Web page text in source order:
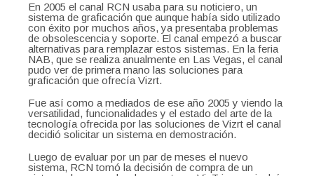
En 2005 el canal RCN usaba para su noticiero, un
sistema de graficación que aunque había sido utilizado
con éxito por muchos años, ya presentaba problemas
de obsolescencia y soporte. El canal empezó a buscar
alternativas para remplazar estos sistemas. En la feria
NAB, que se realiza anualmente en Las Vegas, el canal
pudo ver de primera mano las soluciones para
graficación que ofrecía Vizrt.
Fue así como a mediados de ese año 2005 y viendo la
versatilidad, funcionalidades y el estado del arte de la
tecnología ofrecida por las soluciones de Vizrt el canal
decidió solicitar un sistema en demostración.
Luego de evaluar por un par de meses el nuevo
sistema, RCN tomó la decisión de compra de un